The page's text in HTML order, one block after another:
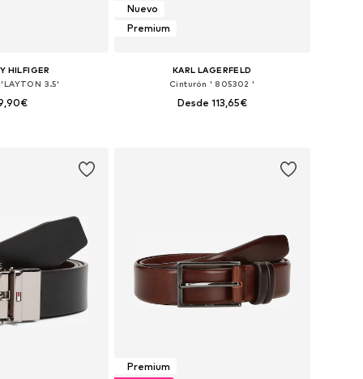
HILFIGER
3.5'
Nuevo
Premium
KARL LAGERFELD
Cinturón ' 805302 '
Desde 113,65€
Premium